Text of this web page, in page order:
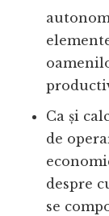
Ca și
de
despre
se